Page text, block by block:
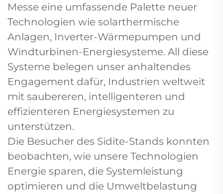
Messe eine umfassende Palette neuer
Technologien wie solarthermische
Anlagen, Inverter-Wärmepumpen und
Windturbinen-Energiesysteme. All diese
Systeme belegen unser anhaltendes
Engagement dafür, Industrien weltweit
mit saubereren, intelligenteren und
effizienteren Energiesystemen zu
unterstützen.
Die Besucher des Sidite-Stands konnten
beobachten, wie unsere Technologien
Energie sparen, die Systemleistung
optimieren und die Umweltbelastung